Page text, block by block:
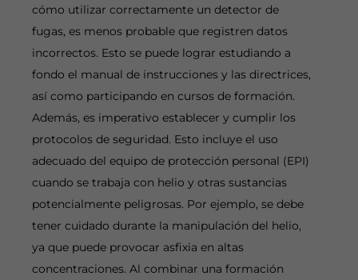
cómo utilizar correctamente un detector de
fugas, es menos probable que registren datos
incorrectos. Esto se puede lograr estudiando a
fondo el manual de instrucciones y las directrices,
así como participando en cursos de formación.
Además, es imperativo establecer y cumplir los
protocolos de seguridad. Esto incluye el uso
adecuado del equipo de protección personal (EPI)
cuando se trabaja con helio y otras sustancias
potencialmente peligrosas. Por ejemplo, se debe
tener cuidado durante la manipulación del helio,
ya que puede provocar asfixia en altas
concentraciones. Al combinar una formación